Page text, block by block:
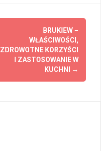
BRUKIEW –
WŁAŚCIWOŚCI,
ZDROWOTNE KORZYŚCI
I ZASTOSOWANIE W
KUCHNI
→